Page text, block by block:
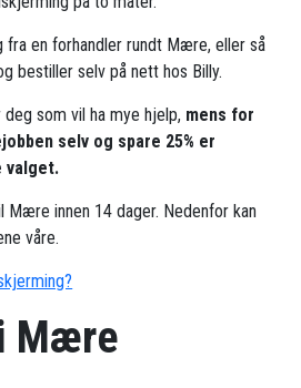
fra en forhandler rundt Mære, eller så
bestiller selv på nett hos Billy.
som vil ha mye hjelp, mens for
selv og spare 25% er
valget.
innen 14 dager. Nedenfor kan
våre.
Mære